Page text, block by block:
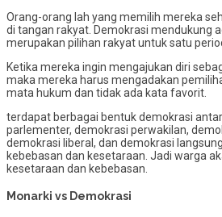
Orang-orang lah yang memilih mereka
di tangan rakyat. Demokrasi mendukung
merupakan pilihan rakyat untuk satu
Ketika mereka ingin mengajukan diri
maka mereka harus mengadakan
mata hukum dan tidak ada kata favorit.
terdapat berbagai bentuk demokrasi
parlementer, demokrasi perwakilan,
demokrasi liberal, dan demokrasi
kebebasan dan kesetaraan. Jadi warga
kesetaraan dan kebebasan.
Monarki vs Demokrasi